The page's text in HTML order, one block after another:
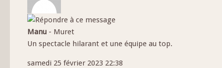
Manu - Muret
Un spectacle hilarant et une équipe au top.
samedi 25 février 2023 22:38